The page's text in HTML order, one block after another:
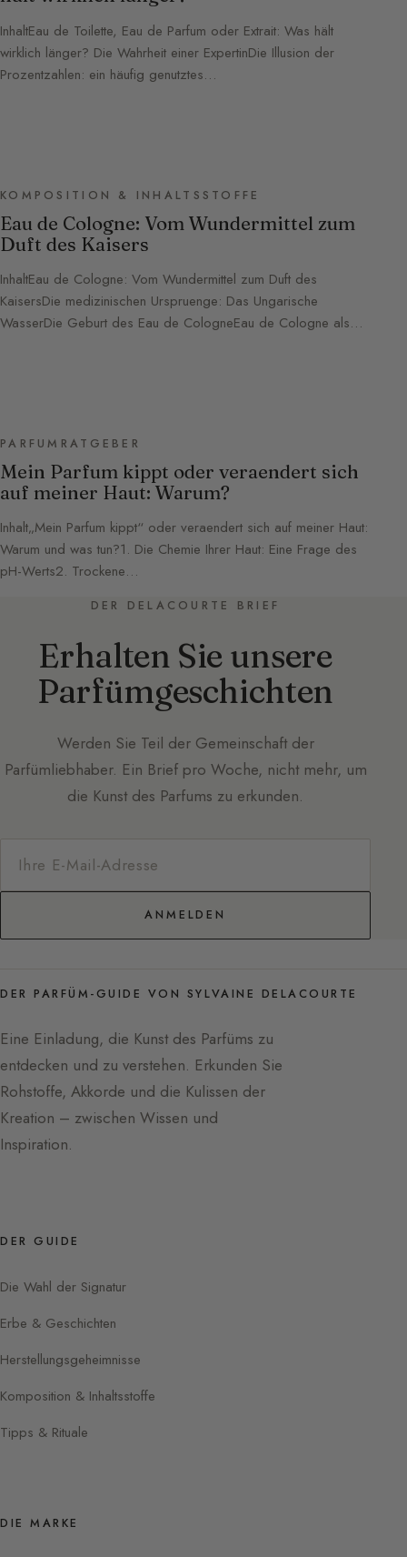
InhaltEau de Toilette, Eau de Parfum oder Extrait: Was hält
wirklich länger? Die Wahrheit einer ExpertinDie Illusion der
Prozentzahlen: ein häufig genutztes…
KOMPOSITION & INHALTSSTOFFE
Eau de Cologne: Vom Wundermittel zum
Duft des Kaisers
InhaltEau de Cologne: Vom Wundermittel zum Duft des
KaisersDie medizinischen Urspruenge: Das Ungarische
WasserDie Geburt des Eau de CologneEau de Cologne als…
PARFUMRATGEBER
Mein Parfum kippt oder veraendert sich
auf meiner Haut: Warum?
Inhalt„Mein Parfum kippt“ oder veraendert sich auf meiner Haut:
Warum und was tun?1. Die Chemie Ihrer Haut: Eine Frage des
pH-Werts2. Trockene…
DER DELACOURTE BRIEF
Erhalten Sie unsere
Parfümgeschichten
Werden Sie Teil der Gemeinschaft der
Parfümliebhaber. Ein Brief pro Woche, nicht mehr, um
die Kunst des Parfums zu erkunden.
ANMELDEN
DER PARFÜM-GUIDE VON SYLVAINE DELACOURTE
Eine Einladung, die Kunst des Parfüms zu
entdecken und zu verstehen. Erkunden Sie
Rohstoffe, Akkorde und die Kulissen der
Kreation – zwischen Wissen und
Inspiration.
DER GUIDE
Die Wahl der Signatur
Erbe & Geschichten
Herstellungsgeheimnisse
Komposition & Inhaltsstoffe
Tipps & Rituale
DIE MARKE